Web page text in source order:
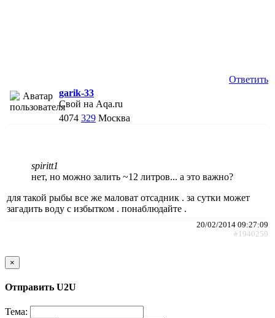
Ответить
garik-33
Свой на Aqa.ru
4074 329 Москва
spiritt1
нет, но можно залить ~12 литров... а это важно?
для такой рыбы все же маловат отсадник . за сутки может
загадить воду с избытком . понаблюдайте .
20/02/2014 09:27:09
#1940259
×
Отправить U2U
Тема: